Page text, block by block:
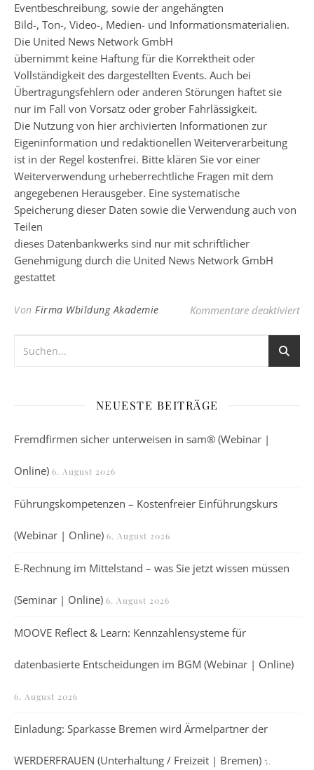
Eventbeschreibung, sowie der angehängten
Bild-, Ton-, Video-, Medien- und Informationsmaterialien.
Die United News Network GmbH
übernimmt keine Haftung für die Korrektheit oder
Vollständigkeit des dargestellten Events. Auch bei
Übertragungsfehlern oder anderen Störungen haftet sie
nur im Fall von Vorsatz oder grober Fahrlässigkeit.
Die Nutzung von hier archivierten Informationen zur
Eigeninformation und redaktionellen Weiterverarbeitung
ist in der Regel kostenfrei. Bitte klären Sie vor einer
Weiterverwendung urheberrechtliche Fragen mit dem
angegebenen Herausgeber. Eine systematische
Speicherung dieser Daten sowie die Verwendung auch von
Teilen
dieses Datenbankwerks sind nur mit schriftlicher
Genehmigung durch die United News Network GmbH
gestattet
Von Firma Wbildung Akademie Kommentare deaktiviertfür
NEUESTE BEITRÄGE
Fremdfirmen sicher unterweisen in sam® (Webinar |
Online) 6. August 2026
Führungskompetenzen – Kostenfreier Einführungskurs
(Webinar | Online) 6. August 2026
E-Rechnung im Mittelstand – was Sie jetzt wissen müssen
(Seminar | Online) 6. August 2026
MOOVE Reflect & Learn: Kennzahlensysteme für
datenbasierte Entscheidungen im BGM (Webinar | Online)
6. August 2026
Einladung: Sparkasse Bremen wird Ärmelpartner der
WERDERFRAUEN (Unterhaltung / Freizeit | Bremen) 5.